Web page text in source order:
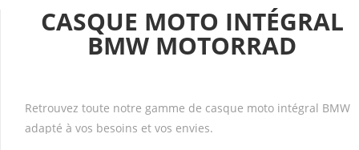
CASQUE MOTO INTÉGRAL
BMW MOTORRAD
Retrouvez toute notre gamme de casque moto intégral BMW
adapté à vos besoins et vos envies.